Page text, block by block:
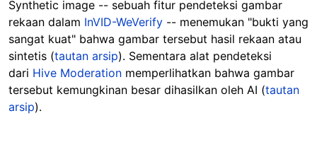
Synthetic image -- sebuah fitur pendeteksi gambar
rekaan dalam InVID-WeVerify -- menemukan "bukti yang
sangat kuat" bahwa gambar tersebut hasil rekaan atau
sintetis (tautan arsip). Sementara alat pendeteksi
dari Hive Moderation memperlihatkan bahwa gambar
tersebut kemungkinan besar dihasilkan oleh AI (tautan
arsip).